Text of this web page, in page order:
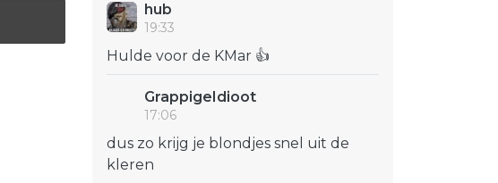
hub
19:33
Hulde voor de KMar 👍
GrappigeIdioot
17:06
dus zo krijg je blondjes snel uit de
kleren